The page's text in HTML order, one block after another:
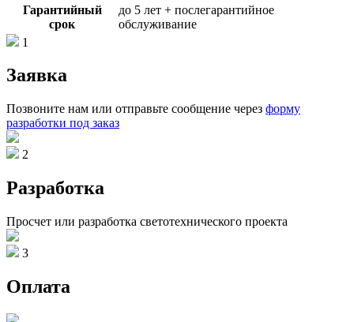
Гарантийный
срок
до 5 лет + послегарантийное
обслуживание
1
Заявка
Позвоните нам или отправьте сообщение через форму
разработки под заказ
2
Разработка
Просчет или разработка светотехнического проекта
3
Оплата